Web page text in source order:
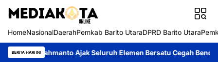
HomeNasionalDaerahPemkab Barito UtaraDPRD Barito Utara
BERITA HARI INI
Ajak Seluruh Elemen Bersatu Cegah Bencana Perkuat